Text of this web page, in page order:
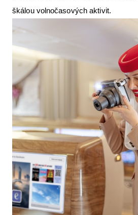
škálou volnočasových aktivit.